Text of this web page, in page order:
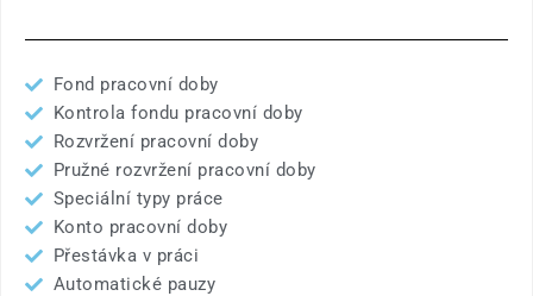
Fond pracovní doby
Kontrola fondu pracovní doby
Rozvržení pracovní doby
Pružné rozvržení pracovní doby
Speciální typy práce
Konto pracovní doby
Přestávka v práci
Automatické pauzy